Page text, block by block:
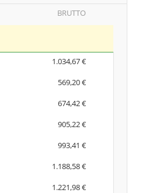
BRUTTO
1.034,67 €
569,20 €
674,42 €
905,22 €
993,41 €
1.188,58 €
1.221,98 €